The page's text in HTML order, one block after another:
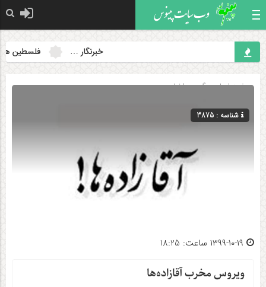
خبرنگار … فلسطین
صفحه اصلی» گروه »اخبار
شناسه : 3875
ویروس مخرب آقازاده‌ها